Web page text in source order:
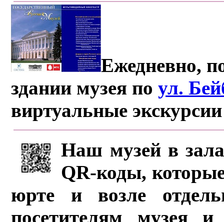
Ежедневно,
здании музея поул.
виртуальные
Наш музей в
QR-коды,
юрте и возле
посетителям музея и